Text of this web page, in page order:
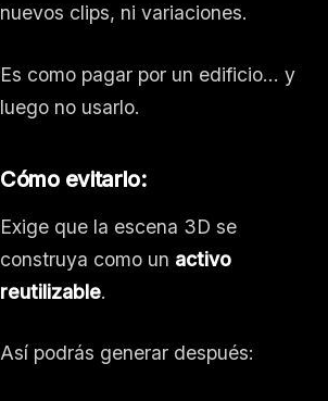
nuevos clips, ni variaciones.
Es como pagar por un edificio… y
luego no usarlo.
Cómo evitarlo:
Exige que la escena 3D se
construya como un activo
reutilizable.
Así podrás generar después: